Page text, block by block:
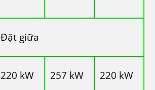
Đặt giữa
220 kW 257 kW 220 kW